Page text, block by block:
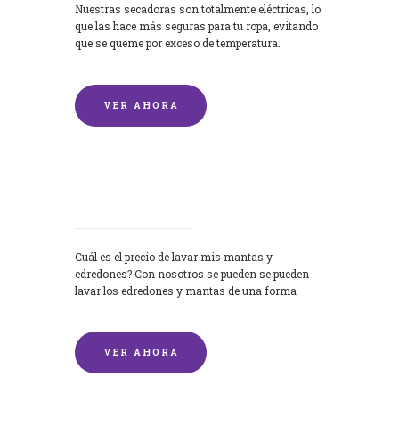
Nuestras secadoras son totalmente eléctricas, lo
que las hace más seguras para tu ropa, evitando
que se queme por exceso de temperatura.
VER AHORA
Cuál es el precio de lavar mis mantas y
edredones? Con nosotros se pueden se pueden
lavar los edredones y mantas de una forma
VER AHORA